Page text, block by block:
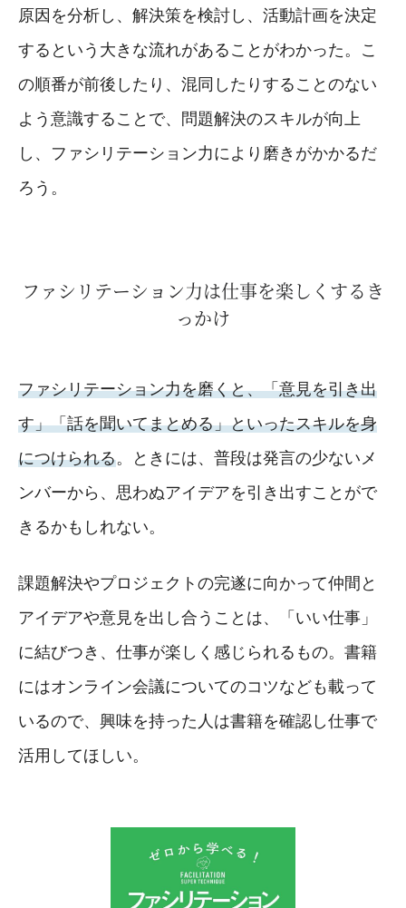
原因を分析し、解決策を検討し、活動計画を決定
するという大きな流れがあることがわかった。こ
の順番が前後したり、混同したりすることのない
よう意識することで、問題解決のスキルが向上
し、ファシリテーション力により磨きがかかるだ
ろう。
ファシリテーション力は仕事を楽しくするき
っかけ
ファシリテーション力を磨くと、「意見を引き出
す」「話を聞いてまとめる」といったスキルを身
につけられる。ときには、普段は発言の少ないメ
ンバーから、思わぬアイデアを引き出すことがで
きるかもしれない。
課題解決やプロジェクトの完遂に向かって仲間と
アイデアや意見を出し合うことは、「いい仕事」
に結びつき、仕事が楽しく感じられるもの。書籍
にはオンライン会議についてのコツなども載って
いるので、興味を持った人は書籍を確認し仕事で
活用してほしい。